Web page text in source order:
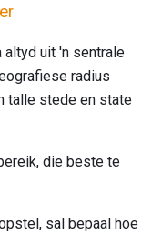
altyd uit 'n sentrale
radius
talle stede en state
die beste te
sal bepaal hoe